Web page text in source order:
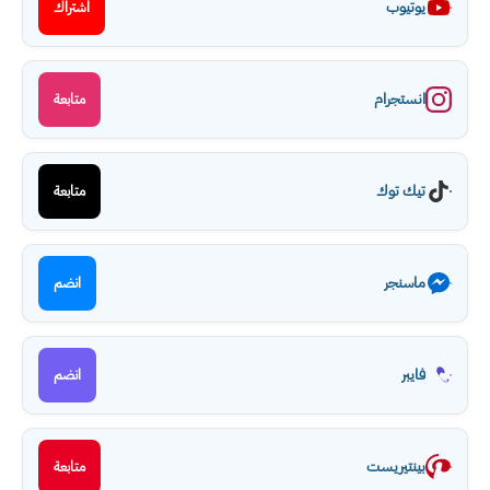
يوتيوب اشتراك
انستجرام متابعة
تيك توك متابعة
ماسنجر انضم
فايبر انضم
بينتيريست متابعة